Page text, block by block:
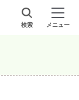
検索 メニュー